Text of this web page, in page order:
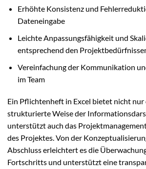
Erhöhte Konsistenz und
Dateneingabe
Leichte Anpassungsfähigkeit und
entsprechend den
Vereinfachung der Kommunikation
im Team
Ein Pflichtenheft in Excel bietet nicht nur
strukturierte Weise der
unterstützt auch das
des Projektes. Von der
Abschluss erleichtert es die
Fortschritts und unterstützt eine